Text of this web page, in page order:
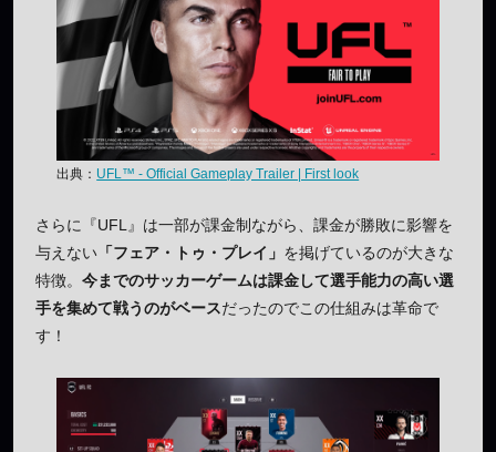
出典： UFL™ - Official Gameplay Trailer | First look
さらに『UFL』は一部が課金制ながら、課金が勝敗に影響を
与えない 「フェア・トゥ・プレイ」 を掲げているのが大きな
特徴。 今までのサッカーゲームは課金して選手能力の高い選
手を集めて戦うのがベースだったのでこの仕組みは革命で
す！